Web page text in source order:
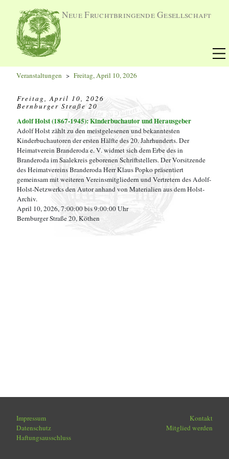
Neue Fruchtbringende Gesellschaft
Veranstaltungen Freitag, April 10, 2026
Freitag, April 10, 2026
Bernburger Straße 20
Adolf Holst (1867-1945): Kinderbuchautor und Herausgeber
Adolf Holst zählt zu den meistgelesenen und bekanntesten
Kinderbuchautoren der ersten Hälfte des 20. Jahrhunderts. Der
Heimatverein Branderoda e. V. widmet sich dem Erbe des in
Branderoda im Saalekreis geborenen Schriftstellers. Der Vorsitzende
des Heimatvereins Branderoda Herr Klaus Popko präsentiert
gemeinsam mit weiteren Vereinsmitgliedern und Vertretern des Adolf-
Holst-Netzwerks den Autor anhand von Materialien aus dem Holst-
Archiv.
April 10, 2026, 7:00:00 bis 9:00:00 Uhr
Bernburger Straße 20, Köthen
Impressum
Datenschutz
Haftungsausschluss
Kontakt
Mitglied werden